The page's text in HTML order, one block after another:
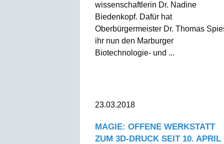
wissenschaftlerin Dr. Nadine
Biedenkopf. Dafür hat
Oberbürgermeister Dr. Thomas
ihr nun den Marburger
Biotechnologie- und ...
23.03.2018
MAGIE: OFFENE WERKSTATT
ZUM 3D-DRUCK SEIT 10. APRIL